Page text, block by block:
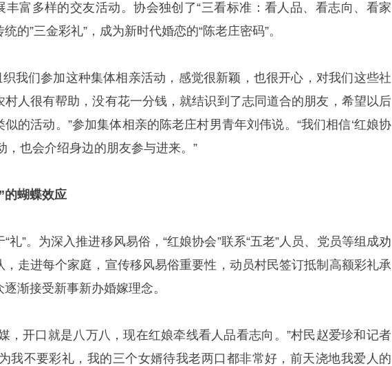
丰富多样的交友活动。协会独创了“三看标准：看人品、看志向、看家
的”三金彩礼”，成为新时代婚恋的“陈老庄密码”。
织我们参加这种集体相亲活动，感觉很新颖，也很开心，对我们这些社
村人很有帮助，没有花一分钱，就结识到了志同道合的朋友，希望以后
似的活动。”参加集体相亲的陈老庄村男青年刘伟说。“我们相信‘红娘协
，也会介绍身边的朋友参与进来。”
的蝴蝶效应
礼”。为深入推进移风易俗，“红娘协会”联系“五老”人员、党员等组成劝
，走进每个家庭，宣传移风易俗重要性，动员村民签订抵制高额彩礼承
渐接受新事新办婚嫁理念。
，开口就是八万八，现在红娘牵线看人品看志向。”村民赵爱珍和记者
我不要彩礼，我的三个女婿待我老两口都非常好，前天浇地我爱人的